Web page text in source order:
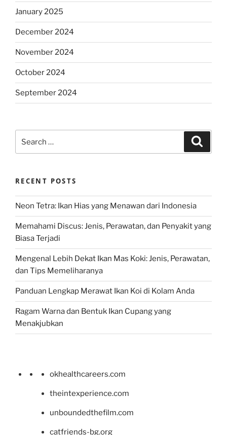
January 2025
December 2024
November 2024
October 2024
September 2024
for:
RECENT POSTS
Neon Tetra: Ikan Hias yang Menawan dari Indonesia
Memahami Discus: Jenis, Perawatan, dan Penyakit yang
Biasa Terjadi
Mengenal Lebih Dekat Ikan Mas Koki: Jenis, Perawatan,
dan Tips Memeliharanya
Panduan Lengkap Merawat Ikan Koi di Kolam Anda
Ragam Warna dan Bentuk Ikan Cupang yang
Menakjubkan
okhealthcareers.com
theintexperience.com
unboundedthefilm.com
catfriends-bg.org